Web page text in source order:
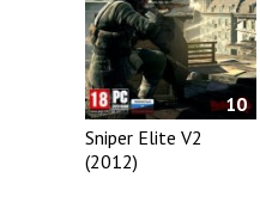
10
Sniper Elite V2
(2012)